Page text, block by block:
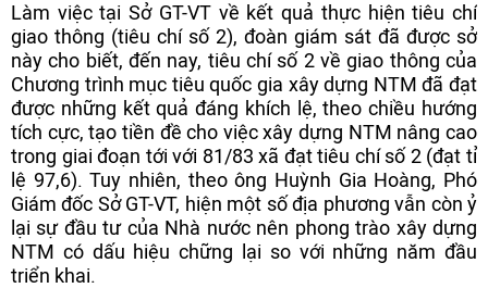
Làm việc tại Sở GT-VT về kết quả thực hiện tiêu chí
giao thông (tiêu chí số 2), đoàn giám sát đã được sở
này cho biết, đến nay, tiêu chí số 2 về giao thông của
Chương trình mục tiêu quốc gia xây dựng NTM đã đạt
được những kết quả đáng khích lệ, theo chiều hướng
tích cực, tạo tiền đề cho việc xây dựng NTM nâng cao
trong giai đoạn tới với 81/83 xã đạt tiêu chí số 2 (đạt tỉ
lệ 97,6). Tuy nhiên, theo ông Huỳnh Gia Hoàng, Phó
Giám đốc Sở GT-VT, hiện một số địa phương vẫn còn ỷ
lại sự đầu tư của Nhà nước nên phong trào xây dựng
NTM có dấu hiệu chững lại so với những năm đầu
triển khai.